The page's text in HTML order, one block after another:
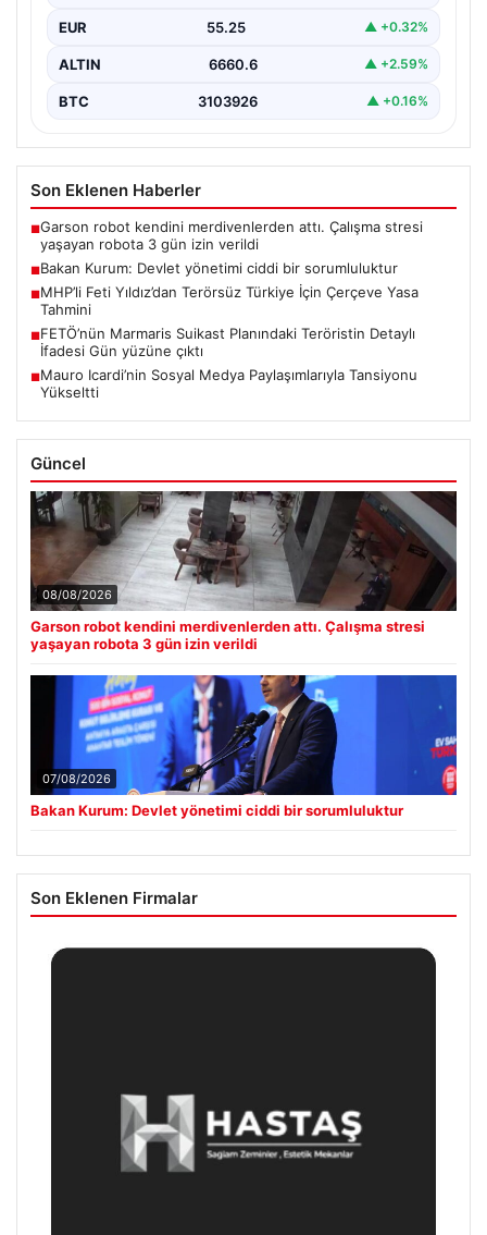
EUR 55.25 ▲ +0.32%
ALTIN 6660.6 ▲ +2.59%
BTC 3103926 ▲ +0.16%
Son Eklenen Haberler
■Garson robot kendini merdivenlerden attı. Çalışma stresi
yaşayan robota 3 gün izin verildi
■Bakan Kurum: Devlet yönetimi ciddi bir sorumluluktur
■MHP’li Feti Yıldız’dan Terörsüz Türkiye İçin Çerçeve Yasa
Tahmini
■FETÖ’nün Marmaris Suikast Planındaki Teröristin Detaylı
İfadesi Gün yüzüne çıktı
■Mauro Icardi’nin Sosyal Medya Paylaşımlarıyla Tansiyonu
Yükseltti
Güncel
08/08/2026
Garson robot kendini merdivenlerden attı. Çalışma stresi
yaşayan robota 3 gün izin verildi
07/08/2026
Bakan Kurum: Devlet yönetimi ciddi bir sorumluluktur
Son Eklenen Firmalar